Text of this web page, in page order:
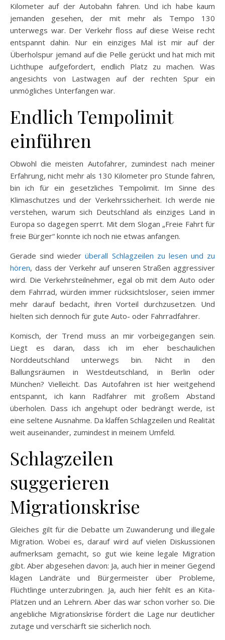
Kilometer auf der Autobahn fahren. Und ich habe kaum
jemanden gesehen, der mit mehr als Tempo 130
unterwegs war. Der Verkehr floss auf diese Weise recht
entspannt dahin. Nur ein einziges Mal ist mir auf der
Überholspur jemand auf die Pelle gerückt und hat mich mit
Lichthupe aufgefordert, endlich Platz zu machen. Was
angesichts von Lastwagen auf der rechten Spur ein
unmögliches Unterfangen war.
Endlich Tempolimit
einführen
Obwohl die meisten Autofahrer, zumindest nach meiner
Erfahrung, nicht mehr als 130 Kilometer pro Stunde fahren,
bin ich für ein gesetzliches Tempolimit. Im Sinne des
Klimaschutzes und der Verkehrssicherheit. Ich werde nie
verstehen, warum sich Deutschland als einziges Land in
Europa so dagegen sperrt. Mit dem Slogan „Freie Fahrt für
freie Bürger“ konnte ich noch nie etwas anfangen.
Gerade sind wiederüberall Schlagzeilen zu lesen und zu
hören, dass der Verkehr auf unseren Straßen aggressiver
wird. Die Verkehrsteilnehmer, egal ob mit dem Auto oder
dem Fahrrad, würden immer rücksichtsloser, seien immer
mehr darauf bedacht, ihren Vorteil durchzusetzen. Und
hielten sich dennoch für gute Auto- oder Fahrradfahrer.
Komisch, der Trend muss an mir vorbeigegangen sein.
Liegt es daran, dass ich im eher beschaulichen
Norddeutschland unterwegs bin. Nicht in den
Ballungsräumen in Westdeutschland, in Berlin oder
München? Vielleicht. Das Autofahren ist hier weitgehend
entspannt, ich kann Radfahrer mit großem Abstand
überholen. Dass ich angehupt oder bedrängt werde, ist
eine seltene Ausnahme. Da klaffen Schlagzeilen und Realität
weit auseinander, zumindest in meinem Umfeld.
Schlagzeilen
suggerieren
Migrationskrise
Gleiches gilt für die Debatte um Zuwanderung und illegale
Migration. Wobei es, darauf wird auf vielen Diskussionen
aufmerksam gemacht, so gut wie keine legale Migration
gibt. Aber abgesehen davon: Ja, auch hier in meiner Gegend
klagen Landräte und Bürgermeister über Probleme,
Flüchtlinge unterzubringen. Ja, auch hier fehlt es an Kita-
Plätzen und an Lehrern. Aber das war schon vorher so. Die
angebliche Migrationskrise fördert die Lage nur deutlicher
zutage und verschärft sie sicherlich noch.